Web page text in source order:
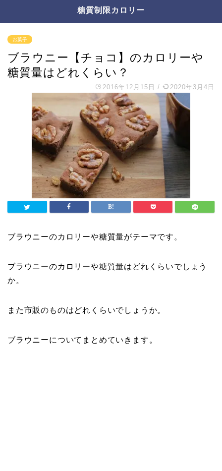
糖質制限カロリー
お菓子
ブラウニー【チョコ】のカロリーや
糖質量はどれくらい？
2016年12月15日 / 2020年3月4日
ブラウニーのカロリーや糖質量がテーマです。
ブラウニーのカロリーや糖質量はどれくらいでしょう
か。
また市販のものはどれくらいでしょうか。
ブラウニーについてまとめていきます。